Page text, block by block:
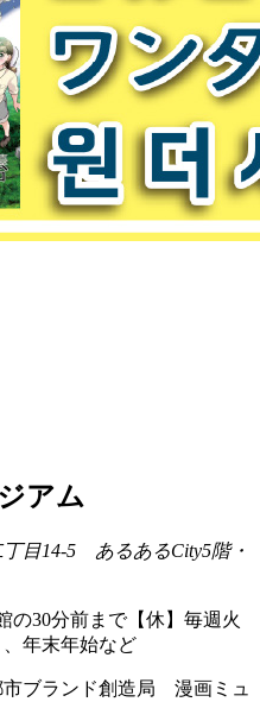
アム
目14-5 あるあるCity5階・
の30分前まで【休】毎週火
年末年始など
ブランド創造局 漫画ミュ